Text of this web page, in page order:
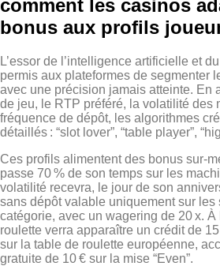
comment les casinos
bonus aux profils
L’essor de l’intelligence artificielle et
permis aux plateformes de segmenter
avec une précision jamais atteinte. En
de jeu, le RTP préféré, la volatilité des
fréquence de dépôt, les algorithmes
détaillés : “slot lover”, “table player”,
Ces profils alimentent des bonus
passe 70 % de son temps sur les
volatilité recevra, le jour de son
sans dépôt valable uniquement sur les
catégorie, avec un wagering de 20 x. À
roulette verra apparaître un crédit de
sur la table de roulette européenne,
gratuite de 10 € sur la mise “Even”.